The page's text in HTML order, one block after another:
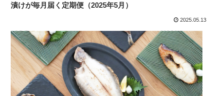
漬けが毎月届く定期便（2025年5月）
2025.05.13